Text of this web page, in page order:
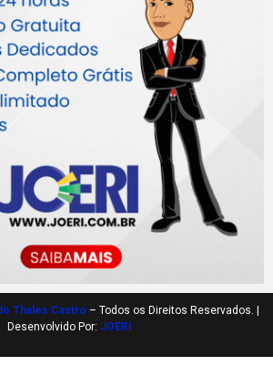
Thales Castro – Todos os Direitos Reservados. |
Desenvolvido Por: JOERI